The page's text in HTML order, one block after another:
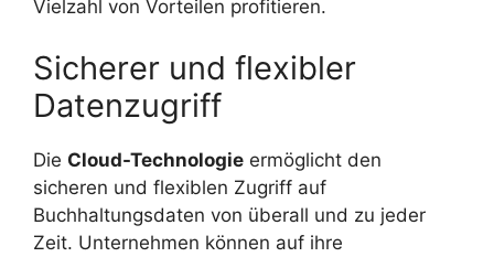
Vielzahl von Vorteilen profitieren.
Sicherer und flexibler
Datenzugriff
Die Cloud-Technologie ermöglicht den
sicheren und flexiblen Zugriff auf
Buchhaltungsdaten von überall und zu jeder
Zeit. Unternehmen können auf ihre